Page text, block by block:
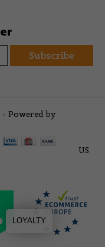
Subscribe
- Powered by
US
LOYALTY